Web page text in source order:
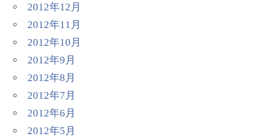
2012年12月
2012年11月
2012年10月
2012年9月
2012年8月
2012年7月
2012年6月
2012年5月